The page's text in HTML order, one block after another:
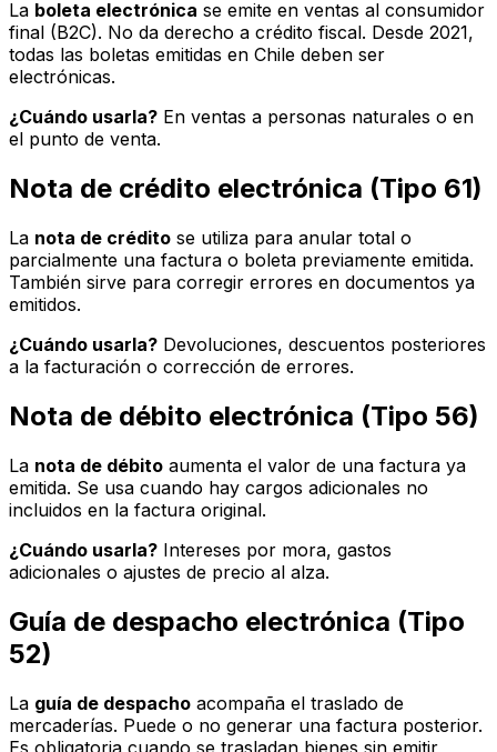
La boleta electrónica se emite en ventas al consumidor
final (B2C). No da derecho a crédito fiscal. Desde 2021,
todas las boletas emitidas en Chile deben ser
electrónicas.
¿Cuándo usarla? En ventas a personas naturales o en
el punto de venta.
Nota de crédito electrónica (Tipo 61)
La nota de crédito se utiliza para anular total o
parcialmente una factura o boleta previamente emitida.
También sirve para corregir errores en documentos ya
emitidos.
¿Cuándo usarla? Devoluciones, descuentos posteriores
a la facturación o corrección de errores.
Nota de débito electrónica (Tipo 56)
La nota de débito aumenta el valor de una factura ya
emitida. Se usa cuando hay cargos adicionales no
incluidos en la factura original.
¿Cuándo usarla? Intereses por mora, gastos
adicionales o ajustes de precio al alza.
Guía de despacho electrónica (Tipo
52)
La guía de despacho acompaña el traslado de
mercaderías. Puede o no generar una factura posterior.
Es obligatoria cuando se trasladan bienes sin emitir